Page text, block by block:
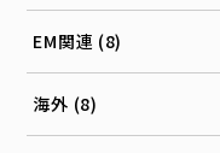
EM関連 (8)
海外 (8)